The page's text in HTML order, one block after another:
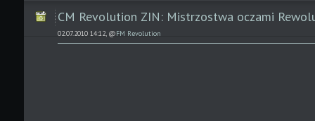
CM Revolution ZIN: Mistrzostwa oczami
02.07.2010 14:12, @FM Revolution